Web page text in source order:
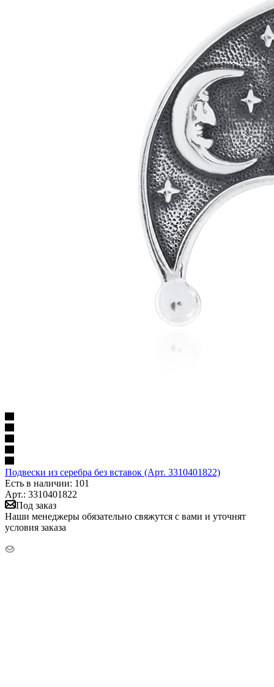
Подвески из серебра без вставок (Арт. 3310401822)
Есть в наличии: 101
Арт.: 3310401822
Под заказ
Наши менеджеры обязательно свяжутся с вами и уточнят
условия заказа